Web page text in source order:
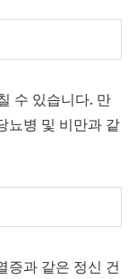
수 있습니다. 만
뇨병 및 비만과 같
증과 같은 정신 건